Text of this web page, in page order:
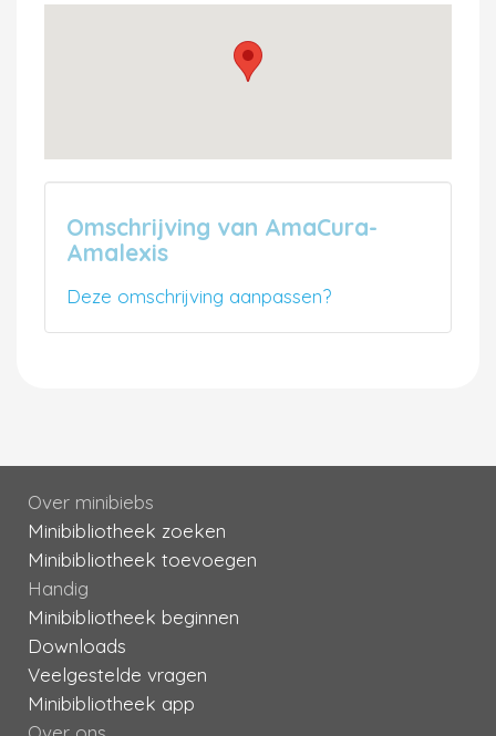
Omschrijving van AmaCura-
Amalexis
Deze omschrijving aanpassen?
Over minibiebs
Minibibliotheek zoeken
Minibibliotheek toevoegen
Handig
Minibibliotheek beginnen
Downloads
Veelgestelde vragen
Minibibliotheek app